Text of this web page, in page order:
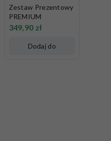
Zestaw Prezentowy
PREMIUM
349,90 zł
Dodaj do